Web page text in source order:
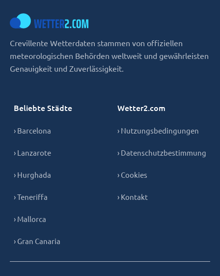
Crevillente Wetterdaten stammen von offiziellen
meteorologischen Behörden weltweit und gewährleisten
Genauigkeit und Zuverlässigkeit.
Beliebte Städte
› Barcelona
› Lanzarote
› Hurghada
› Teneriffa
› Mallorca
› Gran Canaria
Wetter2.com
› Nutzungsbedingungen
› Datenschutzbestimmung
› Cookies
› Kontakt